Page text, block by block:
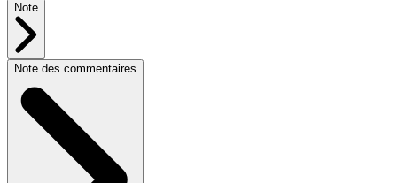
Note
Note des commentaires